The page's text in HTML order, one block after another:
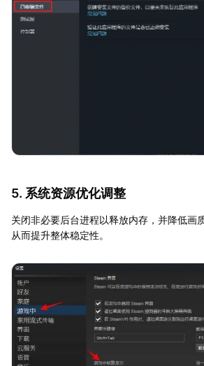
5. 系统资源优化调整
关闭非必要后台进程以释放内存，并降低画
从而提升整体稳定性。